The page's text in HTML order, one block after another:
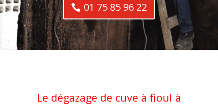
01 75 85 96 22
Le dégazage de cuve à fioul à